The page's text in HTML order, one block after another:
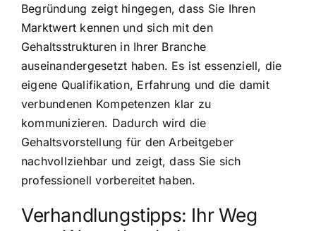
Begründung zeigt hingegen, dass Sie Ihren
Marktwert kennen und sich mit den
Gehaltsstrukturen in Ihrer Branche
auseinandergesetzt haben. Es ist essenziell, die
eigene Qualifikation, Erfahrung und die damit
verbundenen Kompetenzen klar zu
kommunizieren. Dadurch wird die
Gehaltsvorstellung für den Arbeitgeber
nachvollziehbar und zeigt, dass Sie sich
professionell vorbereitet haben.
Verhandlungstipps: Ihr Weg